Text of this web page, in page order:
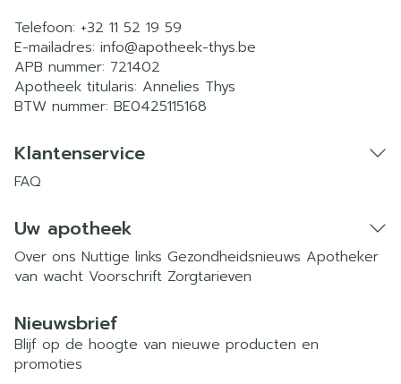
Telefoon: +32 11 52 19 59
E-mailadres: info@apotheek-thys.be
APB nummer: 721402
Apotheek titularis: Annelies Thys
BTW nummer: BE0425115168
Klantenservice
FAQ
Uw apotheek
Over ons Nuttige links Gezondheidsnieuws Apotheker
van wacht Voorschrift Zorgtarieven
Nieuwsbrief
Blijf op de hoogte van nieuwe producten en
promoties